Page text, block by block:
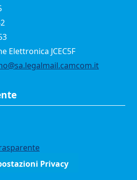
Elettronica JCEC5F
Privacy